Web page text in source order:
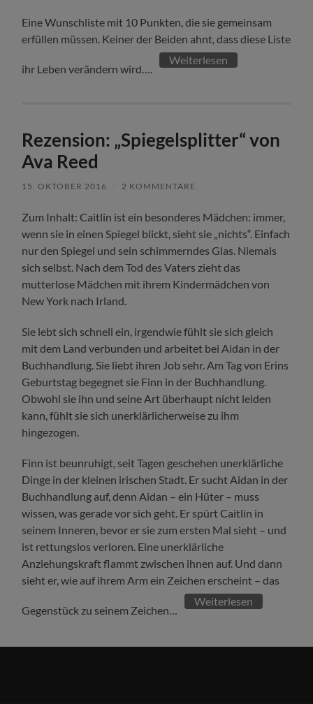
Eine Wunschliste mit 10 Punkten, die sie gemeinsam
erfüllen müssen. Keiner der Beiden ahnt, dass diese Liste
ihr Leben verändern wird….
Weiterlesen
Rezension: „Spiegelsplitter“ von
Ava Reed
15. OKTOBER 2016 2 KOMMENTARE
Zum Inhalt: Caitlin ist ein besonderes Mädchen: immer,
wenn sie in einen Spiegel blickt, sieht sie „nichts“. Einfach
nur den Spiegel und sein schimmerndes Glas. Niemals
sich selbst. Nach dem Tod des Vaters zieht das
mutterlose Mädchen mit ihrem Kindermädchen von
New York nach Irland.
Sie lebt sich schnell ein, irgendwie fühlt sie sich gleich
mit dem Land verbunden und arbeitet bei Aidan in der
Buchhandlung. Sie liebt ihren Job sehr. Am Tag von Erins
Geburtstag begegnet sie Finn in der Buchhandlung.
Obwohl sie ihn und seine Art überhaupt nicht leiden
kann, fühlt sie sich unerklärlicherweise zu ihm
hingezogen.
Finn ist beunruhigt, seit Tagen geschehen unerklärliche
Dinge in der kleinen irischen Stadt. Er sucht Aidan in der
Buchhandlung auf, denn Aidan – ein Hüter – muss
wissen, was gerade vor sich geht. Er spürt Caitlin in
seinem Inneren, bevor er sie zum ersten Mal sieht – und
ist rettungslos verloren. Eine unerklärliche
Anziehungskraft flammt zwischen ihnen auf. Und dann
sieht er, wie auf ihrem Arm ein Zeichen erscheint – das
Gegenstück zu seinem Zeichen…
Weiterlesen